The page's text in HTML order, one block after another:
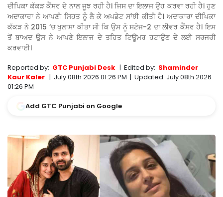
ਦੀਪਿਕਾ ਕੱਕੜ ਕੈਂਸਰ ਦੇ ਨਾਲ ਜੂਝ ਰਹੀ ਹੈ। ਜਿਸ ਦਾ ਇਲਾਜ ਉਹ ਕਰਵਾ ਰਹੀ ਹੈ। ਹੁਣ
ਅਦਾਕਾਰਾ ਨੇ ਆਪਣੀ ਸਿਹਤ ਨੂੰ ਲੈ ਕੇ ਅਪਡੇਟ ਸਾਂਝੀ ਕੀਤੀ ਹੈ। ਅਦਾਕਾਰਾ ਦੀਪਿਕਾ
ਕੱਕੜ ਨੇ 2015 ‘ਚ ਖੁਲਾਸਾ ਕੀਤਾ ਸੀ ਕਿ ਉਸ ਨੂੰ ਸਟੇਜ-2 ਦਾ ਲੀਵਰ ਕੈਂਸਰ ਹੈ। ਇਸ
ਤੋਂ ਬਾਅਦ ਉਸ ਨੇ ਆਪਣੇ ਇਲਾਜ ਦੇ ਤਹਿਤ ਟਿਊਮਰ ਹਟਾਉਣ ਦੇ ਲਈ ਸਰਜਰੀ
ਕਰਵਾਈ।
Reported by: GTC Punjabi Desk | Edited by: Shaminder
Kaur Kaler | July 08th 2026 01:26 PM | Updated: July 08th 2026
01:26 PM
Add GTC Punjabi on Google